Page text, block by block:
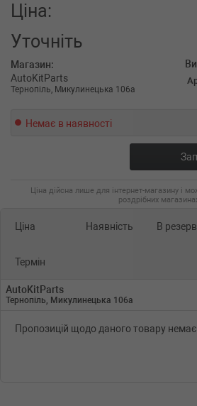
Ціна:
Уточніть
Магазин:
AutoKitParts
Тернопіль, Микулинецька 106а
Немає в наявності
Ціна дійсна лише для інтернет-магазину і
роздрібних
Ціна Наявність В
Термін
AutoKitParts
Тернопіль, Микулинецька 106а
Пропозицій щодо даного товару немає